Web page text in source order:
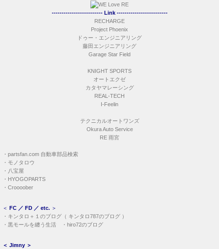
-------------------------- Link --------------------------
RECHARGE
Project Phoenix
ドゥー・エンジニアリング
藤田エンジニアリング
Garage Star Field
KNIGHT SPORTS
オートエクゼ
カタヤマレーシング
REAL-TECH
I-Feelin
テクニカルオートワンズ
Okura Auto Service
RE 雨宮
・ partsfan.com 自動車部品検索
・ モノタロウ
・ 八宝屋
・ HYOGOPARTS
・ Croooober
＜ FC ／ FD ／ etc. ＞
・ キンタロ＋１のブログ （ キンタロ787のブログ ）
・ 黒モールを纏う生活 ・ hiro72のブログ
＜ Jimny ＞